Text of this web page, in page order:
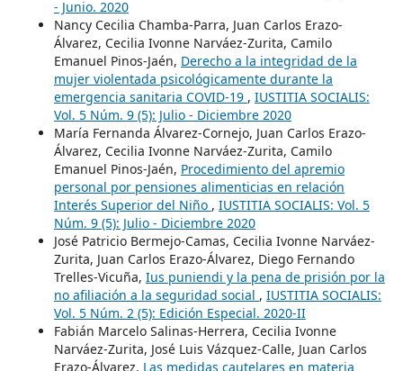
- Junio. 2020
Nancy Cecilia Chamba-Parra, Juan Carlos Erazo-
Álvarez, Cecilia Ivonne Narváez-Zurita, Camilo
Emanuel Pinos-Jaén, Derecho a la integridad de la
mujer violentada psicológicamente durante la
emergencia sanitaria COVID-19 , IUSTITIA SOCIALIS:
Vol. 5 Núm. 9 (5): Julio - Diciembre 2020
María Fernanda Álvarez-Cornejo, Juan Carlos Erazo-
Álvarez, Cecilia Ivonne Narváez-Zurita, Camilo
Emanuel Pinos-Jaén, Procedimiento del apremio
personal por pensiones alimenticias en relación
Interés Superior del Niño , IUSTITIA SOCIALIS: Vol. 5
Núm. 9 (5): Julio - Diciembre 2020
José Patricio Bermejo-Camas, Cecilia Ivonne Narváez-
Zurita, Juan Carlos Erazo-Álvarez, Diego Fernando
Trelles-Vicuña, Ius puniendi y la pena de prisión por la
no afiliación a la seguridad social , IUSTITIA SOCIALIS:
Vol. 5 Núm. 2 (5): Edición Especial. 2020-II
Fabián Marcelo Salinas-Herrera, Cecilia Ivonne
Narváez-Zurita, José Luis Vázquez-Calle, Juan Carlos
Erazo-Álvarez, Las medidas cautelares en materia